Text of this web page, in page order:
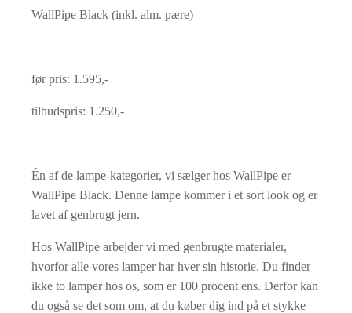
WallPipe Black (inkl. alm. pære)
før pris: 1.595,-
tilbudspris: 1.250,-
Én af de lampe-kategorier, vi sælger hos WallPipe er
WallPipe Black. Denne lampe kommer i et sort look og er
lavet af genbrugt jern.
Hos WallPipe arbejder vi med genbrugte materialer,
hvorfor alle vores lamper har hver sin historie. Du finder
ikke to lamper hos os, som er 100 procent ens. Derfor kan
du også se det som om, at du køber dig ind på et stykke